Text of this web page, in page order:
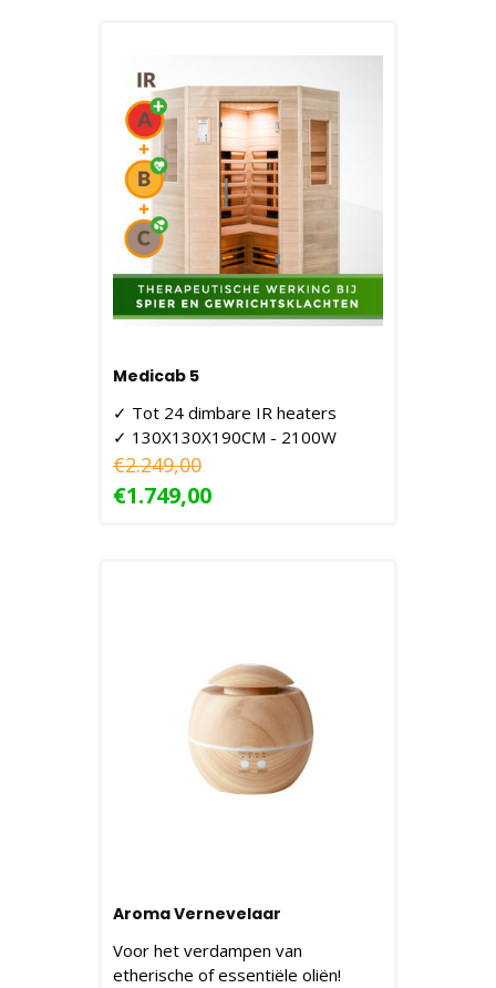
Medicab 5
✓ Tot 24 dimbare IR heaters
✓ 130X130X190CM - 2100W
€2.249,00
€1.749,00
Aroma Vernevelaar
Voor het verdampen van
etherische of essentiële oliën!